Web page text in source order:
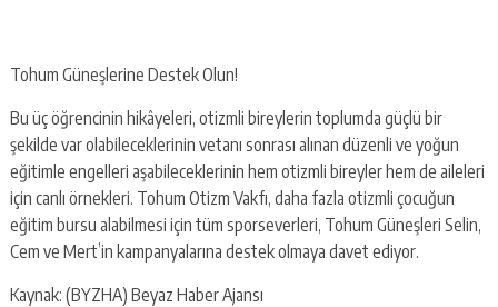
Tohum Güneşlerine Destek Olun!
Bu üç öğrencinin hikâyeleri, otizmli bireylerin toplumda güçlü bir
şekilde var olabileceklerinin vetanı sonrası alınan düzenli ve yoğun
eğitimle engelleri aşabileceklerinin hem otizmli bireyler hem de aileleri
için canlı örnekleri. Tohum Otizm Vakfı, daha fazla otizmli çocuğun
eğitim bursu alabilmesi için tüm sporseverleri, Tohum Güneşleri Selin,
Cem ve Mert’in kampanyalarına destek olmaya davet ediyor.
Kaynak: (BYZHA) Beyaz Haber Ajansı